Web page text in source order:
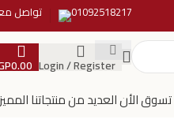
01092518217 تواصل
Login / Register
0.00
تسوق الأن العديد من منتجاتنا